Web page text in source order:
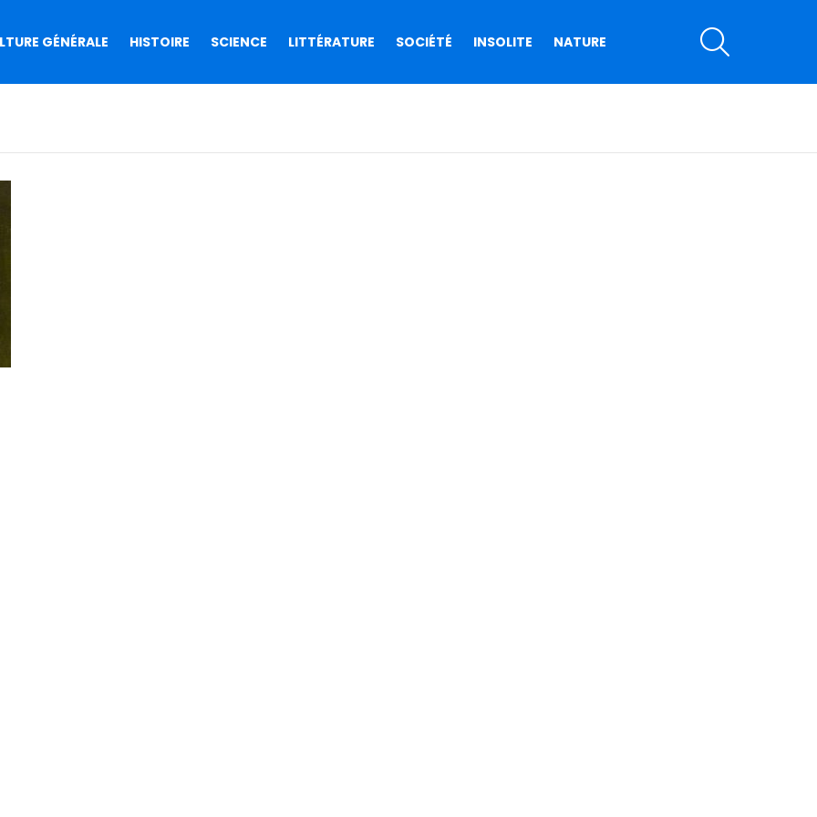
GÉNÉRALE HISTOIRE SCIENCE LITTÉRATURE SOCIÉTÉ INSOLITE NATURE